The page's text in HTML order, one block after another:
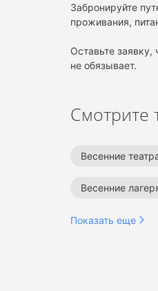
Забронируйте
проживания,
Оставьте заявку,
не обязывает.
Смотрите
Весенние
Весенние
Театральные
Показать еще